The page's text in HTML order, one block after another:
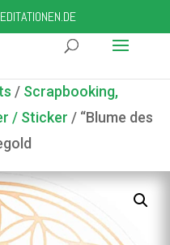
/ Scrapbooking,
/ Sticker / “Blume des